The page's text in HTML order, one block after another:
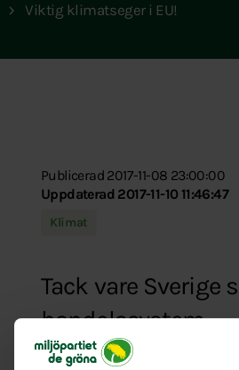
Viktig klimatseger i EU!
Publicerad 2017-11-08 23:00:00
Uppdaterad 2017-11-10 11:46:47
Klimat
Tack vare
handelssystem.